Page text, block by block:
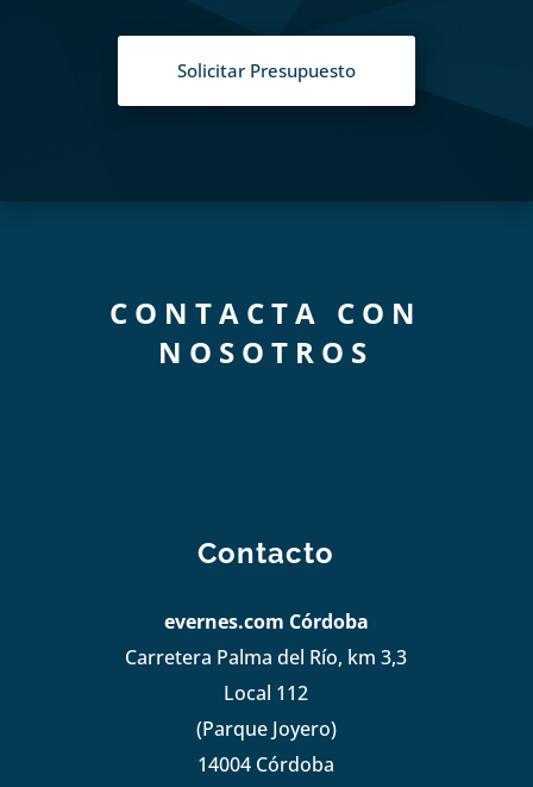
Solicitar Presupuesto
CONTACTA CON
NOSOTROS
Contacto
evernes.com Córdoba
Carretera Palma del Río, km 3,3
Local 112
(Parque Joyero)
14004 Córdoba